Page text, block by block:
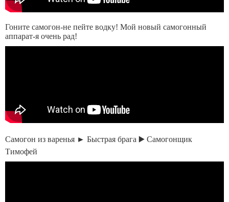
Гоните самогон-не пейте водку! Мой новый самогонный
аппарат-я очень рад!
Самогон из варенья ► Быстрая брага ▶️ Самогонщик
Тимофей